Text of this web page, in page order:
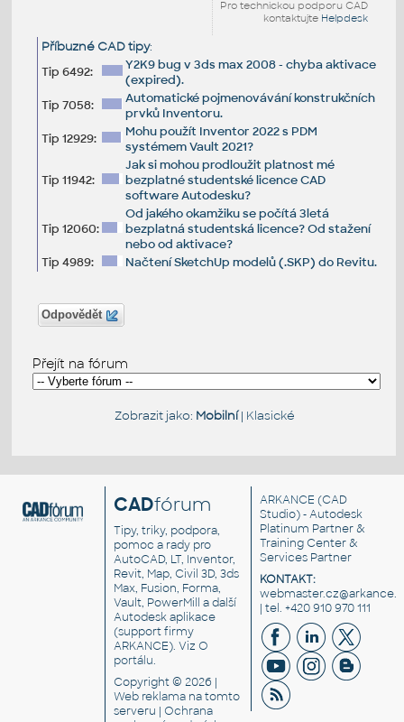
Pro technickou podporu CAD
kontaktujte Helpdesk
Příbuzné CAD tipy:
Tip 6492:
Y2K9 bug v 3ds max 2008 - chyba aktivace
(expired).
Tip 7058:
Automatické pojmenovávání konstrukčních
prvků Inventoru.
Tip 12929:
Mohu použít Inventor 2022 s PDM
systémem Vault 2021?
Tip 11942:
Jak si mohou prodloužit platnost mé
bezplatné studentské licence CAD
software Autodesku?
Tip 12060:
Od jakého okamžiku se počítá 3letá
bezplatná studentská licence? Od stažení
nebo od aktivace?
Tip 4989:
Načtení SketchUp modelů (.SKP) do Revitu.
Odpovědět
Přejít na fórum
Zobrazit jako: Mobilní| Klasické
CADfórum
Tipy, triky, podpora,
pomoc a rady pro
AutoCAD, LT, Inventor,
Revit, Map, Civil 3D, 3ds
Max, Fusion, Forma,
Vault, PowerMill a další
Autodesk aplikace
(support firmy
ARKANCE). VizO
portálu.
Copyright © 2026 |
Web reklama na tomto
serveru |Ochrana
ARKANCE (CAD
Studio) - Autodesk
Platinum Partner &
Training Center &
Services Partner
KONTAKT:
| tel. +420 910 970 111